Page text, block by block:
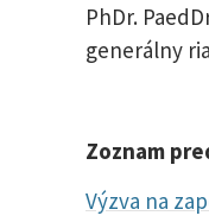
PhDr.
Zoznam
Výzva na